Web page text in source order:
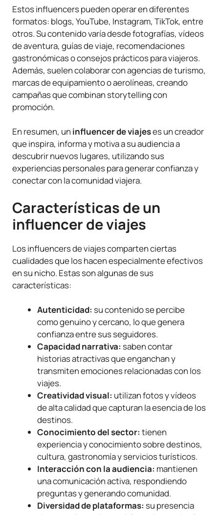
Estos influencers pueden operar en diferentes
formatos: blogs, YouTube, Instagram, TikTok, entre
otros. Su contenido varía desde fotografías, vídeos
de aventura, guías de viaje, recomendaciones
gastronómicas o consejos prácticos para viajeros.
Además, suelen colaborar con agencias de turismo,
marcas de equipamiento o aerolíneas, creando
campañas que combinan storytelling con
promoción.
En resumen, un influencer de viajeses un creador
que inspira, informa y motiva a su audiencia a
descubrir nuevos lugares, utilizando sus
experiencias personales para generar confianza y
conectar con la comunidad viajera.
Características de un
influencer de viajes
Los influencers de viajes comparten ciertas
cualidades que los hacen especialmente efectivos
en su nicho. Estas son algunas de sus
características:
Autenticidad: su contenido se percibe
como genuino y cercano, lo que genera
confianza entre sus seguidores.
Capacidad narrativa: saben contar
historias atractivas que enganchan y
transmiten emociones relacionadas con los
viajes.
Creatividad visual: utilizan fotos y vídeos
de alta calidad que capturan la esencia de los
destinos.
Conocimiento del sector: tienen
experiencia y conocimiento sobre destinos,
cultura, gastronomía y servicios turísticos.
Interacción con la audiencia: mantienen
una comunicación activa, respondiendo
preguntas y generando comunidad.
Diversidad de plataformas: su presencia